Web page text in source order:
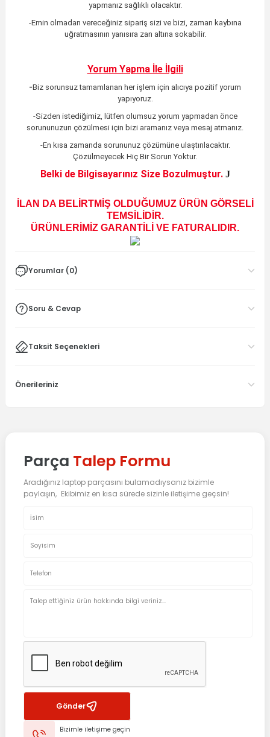
yapmanız sağlıklı olacaktır.
-Emin olmadan vereceğiniz sipariş sizi ve bizi, zaman kaybına
uğratmasının yanısıra zan altına sokabilir.
Yorum Yapma İle İlgili
-Biz sorunsuz tamamlanan her işlem için alıcıya pozitif yorum
yapıyoruz.
-Sizden istediğimiz, lütfen olumsuz yorum yapmadan önce
sorununuzun çözülmesi için bizi aramanız veya mesaj atmanız.
-En kısa zamanda sorununuz çözümüne ulaştırılacaktır.
Çözülmeyecek Hiç Bir Sorun Yoktur.
Belki de Bilgisayarınız Size Bozulmuştur. J
İLAN DA BELİRTMİŞ OLDUĞUMUZ ÜRÜN GÖRSELİ
TEMSİLİDİR.
ÜRÜNLERİMİZ GARANTİLİ VE FATURALIDIR.
Yorumlar (0)
Soru & Cevap
Taksit Seçenekleri
Önerileriniz
Parça Talep Formu
Aradığınız laptop parçasını bulamadıysanız bizimle
paylaşın, Ekibimiz en kısa sürede sizinle iletişime geçsin!
Gönder
Bizimle iletişime geçin